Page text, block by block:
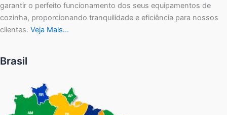
garantir o perfeito funcionamento dos seus equipamentos de
cozinha, proporcionando tranquilidade e eficiência para nossos
clientes. Veja Mais…
Brasil